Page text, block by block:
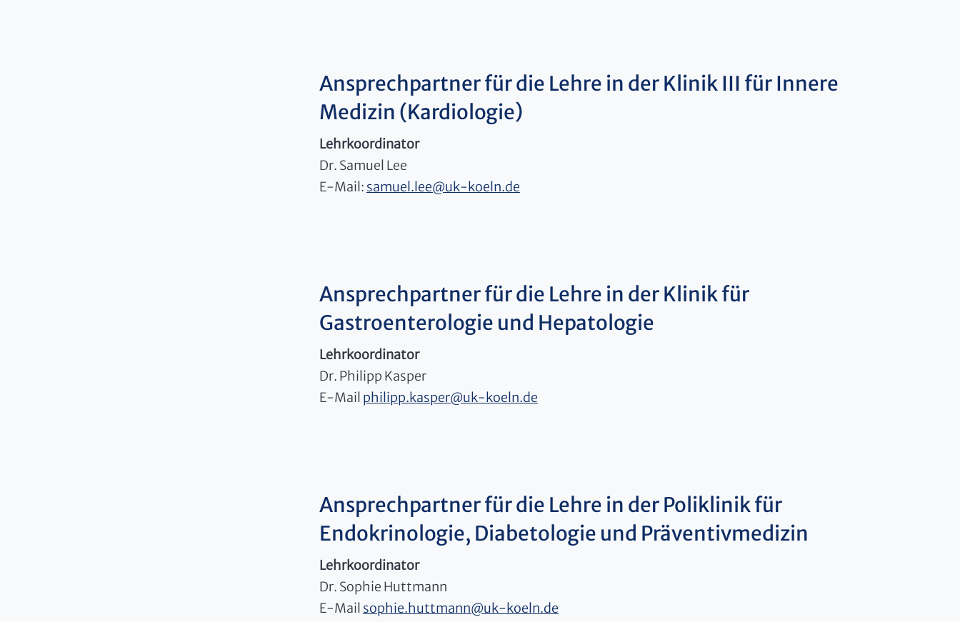
Ansprechpartner für die Lehre in der Klinik III für Innere
Medizin (Kardiologie)
Lehrkoordinator
Dr. Samuel Lee
E-Mail: samuel.lee@uk-koeln.de
Ansprechpartner für die Lehre in der Klinik für
Gastroenterologie und Hepatologie
Lehrkoordinator
Dr. Philipp Kasper
E-Mail philipp.kasper@uk-koeln.de
Ansprechpartner für die Lehre in der Poliklinik für
Endokrinologie, Diabetologie und Präventivmedizin
Lehrkoordinator
Dr. Sophie Huttmann
E-Mail sophie.huttmann@uk-koeln.de